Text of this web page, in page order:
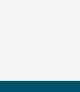
di posta